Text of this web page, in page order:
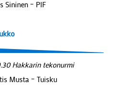
Sininen – PIF
Hakkarin tekonurmi
Musta – Tuisku